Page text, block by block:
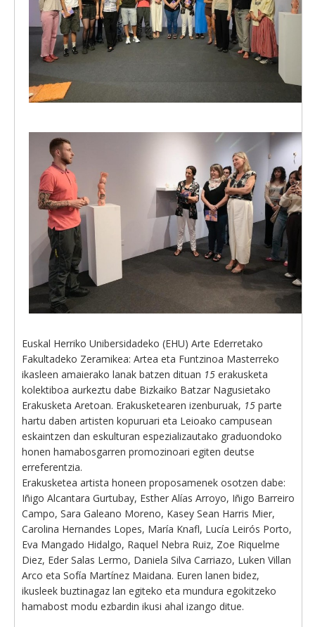
Euskal Herriko Unibersidadeko (EHU) Arte Ederretako
Fakultadeko Zeramikea: Artea eta Funtzinoa Masterreko
ikasleen amaierako lanak batzen dituan 15 erakusketa
kolektiboa aurkeztu dabe Bizkaiko Batzar Nagusietako
Erakusketa Aretoan. Erakusketearen izenburuak, 15 parte
hartu daben artisten kopuruari eta Leioako campusean
eskaintzen dan eskulturan espezializautako graduondoko
honen hamabosgarren promozinoari egiten deutse
erreferentzia.
Erakusketea artista honeen proposamenek osotzen dabe:
Iñigo Alcantara Gurtubay, Esther Alías Arroyo, Iñigo Barreiro
Campo, Sara Galeano Moreno, Kasey Sean Harris Mier,
Carolina Hernandes Lopes, María Knafl, Lucía Leirós Porto,
Eva Mangado Hidalgo, Raquel Nebra Ruiz, Zoe Riquelme
Diez, Eder Salas Lermo, Daniela Silva Carriazo, Luken Villan
Arco eta Sofía Martínez Maidana. Euren lanen bidez,
ikusleek buztinagaz lan egiteko eta mundura egokitzeko
hamabost modu ezbardin ikusi ahal izango ditue.